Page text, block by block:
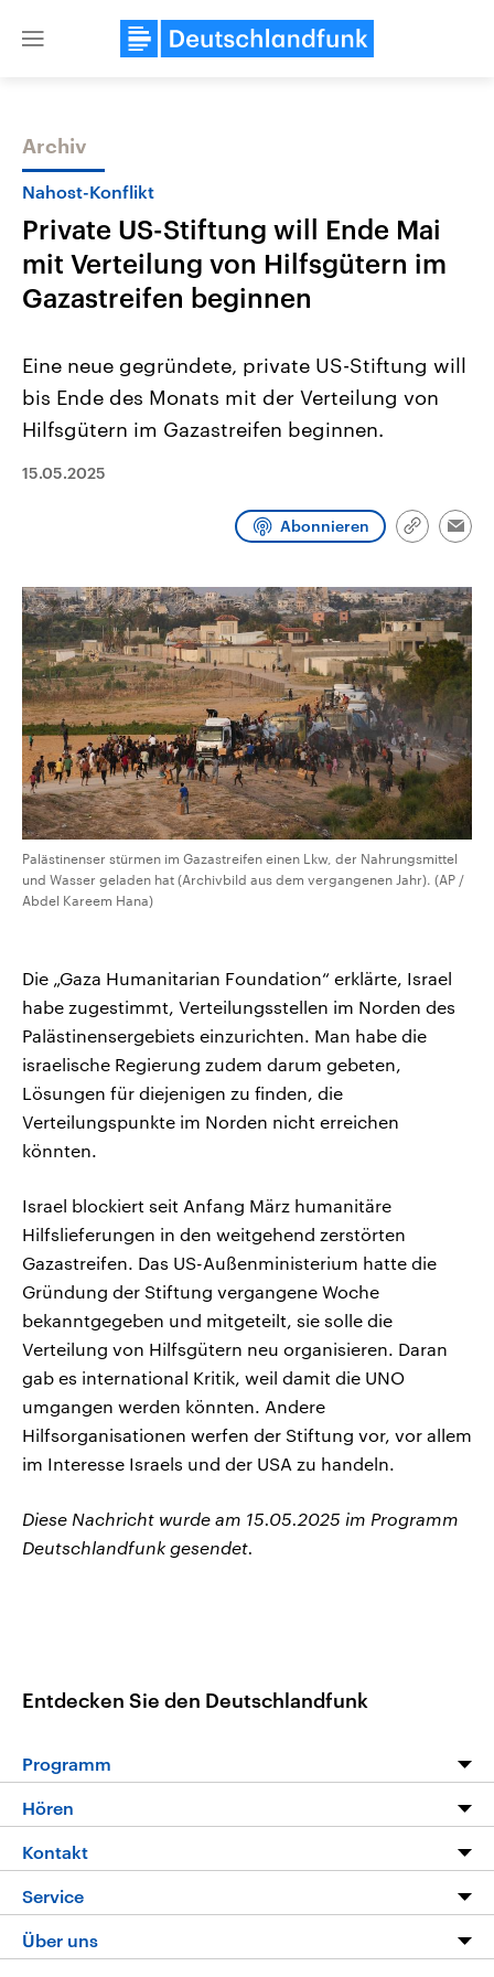
Close
Themen
2026
Alle Informationen
Sachsen-Anhalt wählt am 6.
Landtag. Seit 2021 wird das
Wahlprogramme, aktuelle Berichte
Wahl.
Aktuelle Beiträge,
Hintergründe
Wirtschaftlich und
aktuelle Weltgeschehen.
Audio-Archiv
Archiv
Nahost-Konflikt
Private US-Stiftung will Ende Mai
mit Verteilung von Hilfsgütern im
Gazastreifen beginnen
Eine neue gegründete, private US-Stiftung will
bis Ende des Monats mit der Verteilung von
Hilfsgütern im Gazastreifen beginnen.
15.05.2025
Abonnieren
Link
Palästinenser stürmen im Gazastreifen einen Lkw, der Nahrungsmittel
und Wasser geladen hat (Archivbild aus dem vergangenen Jahr). (AP /
Abdel Kareem Hana)
Die „Gaza Humanitarian Foundation“ erklärte, Israel
habe zugestimmt, Verteilungsstellen im Norden des
Palästinensergebiets einzurichten. Man habe die
israelische Regierung zudem darum gebeten,
Lösungen für diejenigen zu finden, die
Verteilungspunkte im Norden nicht erreichen
könnten.
Israel blockiert seit Anfang März humanitäre
Hilfslieferungen in den weitgehend zerstörten
Gazastreifen. Das US-Außenministerium hatte die
Gründung der Stiftung vergangene Woche
bekanntgegeben und mitgeteilt, sie solle die
Verteilung von Hilfsgütern neu organisieren. Daran
gab es international Kritik, weil damit die UNO
umgangen werden könnten. Andere
Hilfsorganisationen werfen der Stiftung vor, vor allem
im Interesse Israels und der USA zu handeln.
Diese Nachricht wurde am 15.05.2025 im Programm
Deutschlandfunk gesendet.
Entdecken Sie den Deutschlandfunk
Programm
Programm
Die Nachrichten
Nachrichtenleicht
Neue Beiträge auf dlf.de
Hören
Livestream
Podcasts
Deutschlandfunk App
Kontakt
Hörerservice
Service
FAQ
Über uns